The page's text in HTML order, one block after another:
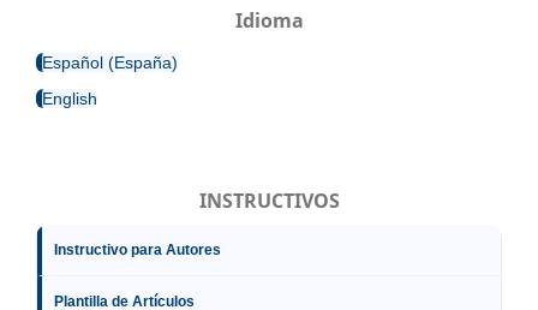
Idioma
Español (España)
English
INSTRUCTIVOS
Instructivo para Autores
Plantilla de Artículos